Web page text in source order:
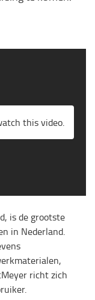
this video.
is de grootste
in Nederland.
richt zich